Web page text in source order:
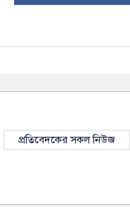
প্রতিবেদকের সকল নিউজ